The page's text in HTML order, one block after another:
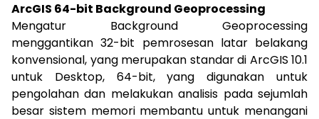
ArcGIS 64-bit Background Geoprocessing
Mengatur Background Geoprocessing
menggantikan 32-bit pemrosesan latar belakang
konvensional, yang merupakan standar di ArcGIS 10.1
untuk Desktop, 64-bit, yang digunakan untuk
pengolahan dan melakukan analisis pada sejumlah
besar sistem memori membantu untuk menangani